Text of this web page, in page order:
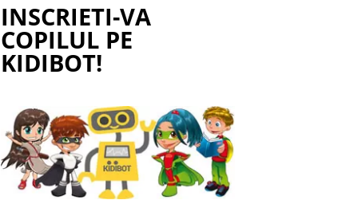
INSCRIETI-VA
COPILUL PE
KIDIBOT!